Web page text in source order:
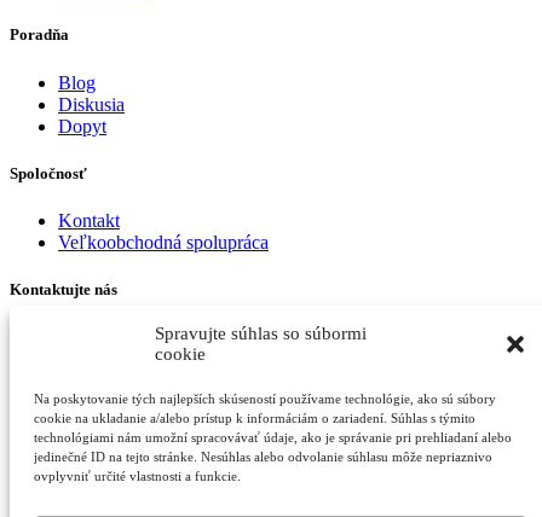
Spravujte súhlas so súbormi
cookie
Na poskytovanie tých najlepších skúseností používame technológie, ako sú súbory
cookie na ukladanie a/alebo prístup k informáciám o zariadení. Súhlas s týmito
technológiami nám umožní spracovávať údaje, ako je správanie pri prehliadaní alebo
jedinečné ID na tejto stránke. Nesúhlas alebo odvolanie súhlasu môže nepriaznivo
ovplyvniť určité vlastnosti a funkcie.
Poradňa
Blog
Diskusia
Dopyt
Spoločnosť
Kontakt
Veľkoobchodná spolupráca
Kontaktujte nás
Budovateľská 34, 080 01 Prešov
Telefónne číslo:
+421 948 509 289
Otváracie hodiny:
pondelok - piatok: 9:00 - 17:30